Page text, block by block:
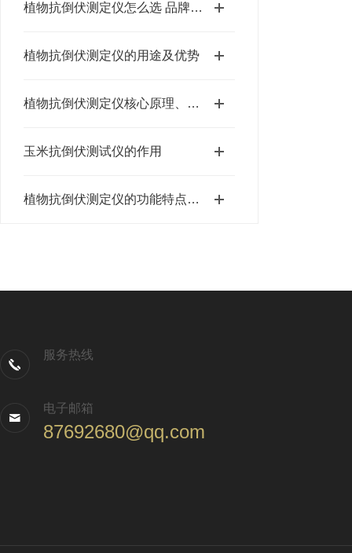
植物抗倒伏测定仪怎么选 品牌对比与莱恩德推荐
植物抗倒伏测定仪的用途及优势
植物抗倒伏测定仪核心原理、功能特点
玉米抗倒伏测试仪的作用
植物抗倒伏测定仪的功能特点和参数
服务热线
电子邮箱
87692680@qq.com